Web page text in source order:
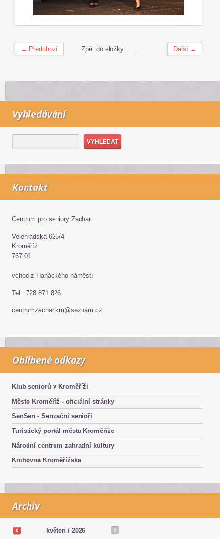
← Předchozí Další →
Zpět do složky
Vyhledávání
Kontakt
Centrum pro seniory Zachar
Velehradská 625/4
Kroměříž
767 01
vchod z Hanáckého náměstí
Tel.: 728 871 826
centrumzachar.km@seznam.cz
Oblíbené odkazy
Klub seniorů v Kroměříži
Město Kroměříž - oficiální stránky
SenSen - Senzační senioři
Turistický portál města Kroměříže
Národní centrum zahradní kultury
Knihovna Kroměřížska
Archiv
květen / 2026